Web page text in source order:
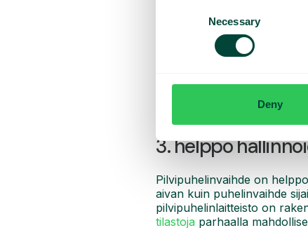
Necessary
Deny
Joustava, skaalautuva
helposti hankkia ja
tai siirtää käyttäjien välillä.
Sen lisäksi, että vältät
kokonaiskustannuksiasi.
irtotavarana huomattavasti
3. helppo
Pilvipuhelinvaihde on
aivan kuin puhelinvaihde
pilvipuhelinlaitteisto on
tilastoja parhaalla